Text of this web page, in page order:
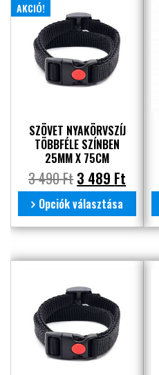
AKCIÓ!
SZÖVET NYAKÖRVSZÍJ
TÖBBFÉLE SZÍNBEN
25MM X 75CM
3 490Ft3 489 Ft
Opciók választása